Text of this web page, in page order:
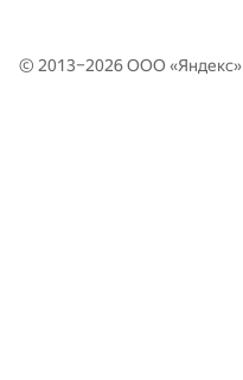
© 2013–2026 ООО «Яндекс»